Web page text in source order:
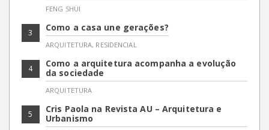
FENG SHUI
3 Como a casa une gerações?
ARQUITETURA, RESIDENCIAL
4
Como a arquitetura acompanha a evolução
da sociedade
ARQUITETURA
5
Cris Paola na Revista AU – Arquitetura e
Urbanismo